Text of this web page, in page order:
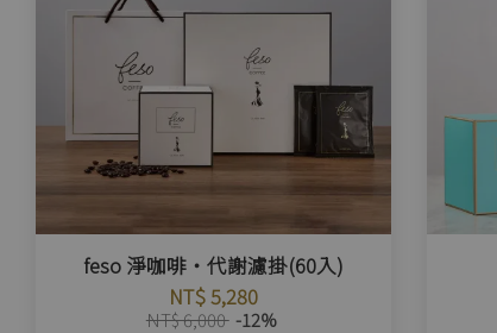
feso 淨咖啡・代謝濾掛(60入)
NT$ 5,280
NT$ 6,000 -12%